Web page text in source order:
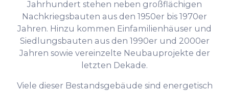
Jahrhundert stehen neben großflächigen
Nachkriegsbauten aus den 1950er bis 1970er
Jahren. Hinzu kommen Einfamilienhäuser und
Siedlungsbauten aus den 1990er und 2000er
Jahren sowie vereinzelte Neubauprojekte der
letzten Dekade.
Viele dieser Bestandsgebäude sind energetisch